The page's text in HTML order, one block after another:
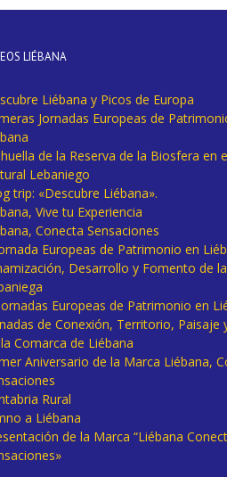
LIÉBANA
Liébana y Picos de Europa
Jornadas Europeas de
de la Reserva de la Biosfera en
Lebaniego
trip: «Descubre Liébana».
Vive tu Experiencia
Conecta Sensaciones
Europeas de Patrimonio en
Desarrollo y Fomento de
Europeas de Patrimonio en
de Conexión, Territorio, Paisaje
Comarca de Liébana
Aniversario de la Marca Liébana,
Rural
a Liébana
de la Marca “Liébana